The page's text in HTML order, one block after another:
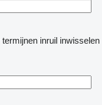
termijnen inruil inwisselen